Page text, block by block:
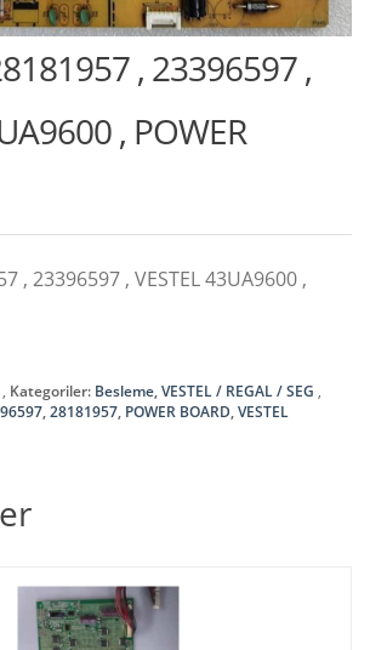
, 23396597 ,
, POWER
, 23396597 , VESTEL 43UA9600 ,
Kategoriler: Besleme,VESTEL / REGAL / SEG
,28181957, POWER BOARD,VESTEL